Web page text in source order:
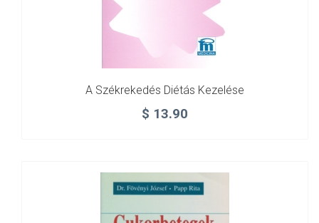
A Székrekedés Diétás Kezelése
$ 13.90